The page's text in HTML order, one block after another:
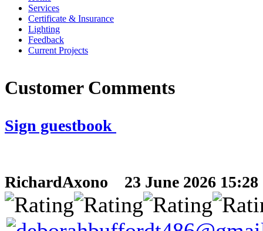
Services
Certificate & Insurance
Lighting
Feedback
Current Projects
Customer Comments
Sign guestbook
RichardAxono 23 June 2026